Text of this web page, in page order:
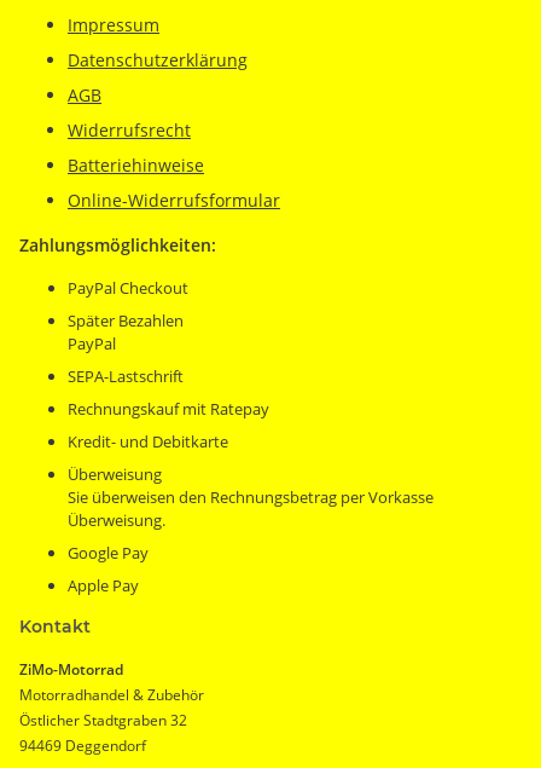
Impressum
Datenschutzerklärung
AGB
Widerrufsrecht
Batteriehinweise
Online-Widerrufsformular
Zahlungsmöglichkeiten:
PayPal Checkout
Später Bezahlen
PayPal
SEPA-Lastschrift
Rechnungskauf mit Ratepay
Kredit- und Debitkarte
Überweisung
Sie überweisen den Rechnungsbetrag per Vorkasse
Überweisung.
Google Pay
Apple Pay
Kontakt
ZiMo-Motorrad
Motorradhandel & Zubehör
Östlicher Stadtgraben 32
94469 Deggendorf